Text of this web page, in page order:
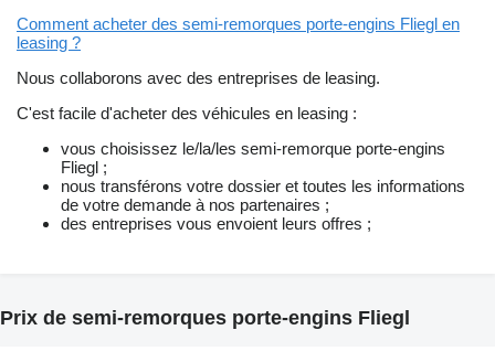
Comment acheter des semi-remorques porte-engins Fliegl en
leasing ?
Nous collaborons avec des entreprises de leasing.
C'est facile d'acheter des véhicules en leasing :
vous choisissez le/la/les semi-remorque porte-engins
Fliegl ;
nous transférons votre dossier et toutes les informations
de votre demande à nos partenaires ;
des entreprises vous envoient leurs offres ;
Prix de semi-remorques porte-engins Fliegl